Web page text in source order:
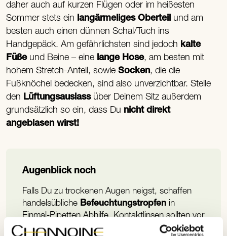
daher auch auf kurzen Flügen oder im heißesten
Sommer stets ein langärmeliges Oberteil und am
besten auch einen dünnen Schal/Tuch ins
Handgepäck. Am gefährlichsten sind jedoch kalte
Füßeund Beine – eine lange Hose, am besten mit
hohem Stretch-Anteil, sowieSocken, die die
Fußknöchel bedecken, sind also unverzichtbar. Stelle
den Lüftungsauslass über Deinem Sitz außerdem
grundsätzlich so ein, dass Du nicht direkt
angeblasen wirst!
Augenblick noch
Falls Du zu trockenen Augen neigst, schaffen
handelsübliche Befeuchtungstropfen in
Einmal-Pipetten Abhilfe. Kontaktlinsen sollten vor
längeren Flügen grundsätzlich aus den Augen